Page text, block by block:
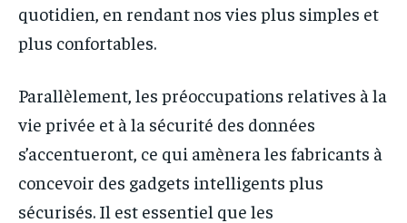
quotidien, en rendant nos vies plus simples et
plus confortables.
Parallèlement, les préoccupations relatives à la
vie privée et à la sécurité des données
s’accentueront, ce qui amènera les fabricants à
concevoir des gadgets intelligents plus
sécurisés. Il est essentiel que les